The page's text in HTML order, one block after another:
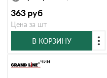
363 руб
Цена за шт
В КОРЗИНУ
В наличии